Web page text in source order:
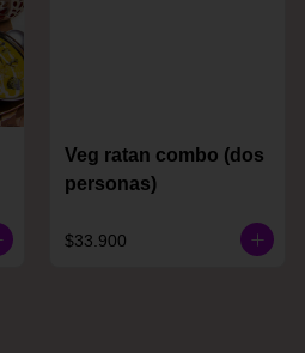
Veg ratan combo (dos
personas)
$33.900